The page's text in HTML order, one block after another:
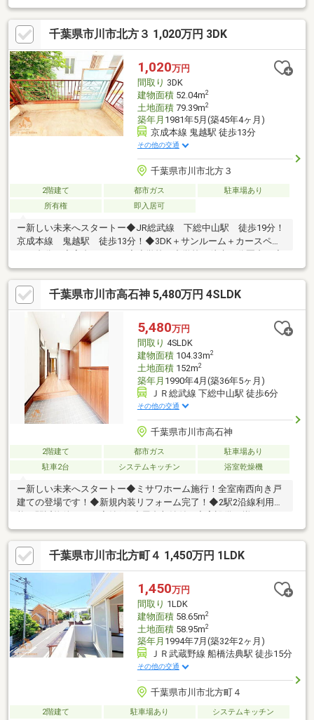
約5分◆◇弊社は市川市を中心とした地域密着店です◇◆取引実
績と業界経験豊富なスタッフが、プロ目線でお客様一人ひとりに
最適な住まいのご提案をお約束します。ご内見予約はフリーダイ
ヤル０１２０－０４７－１６６までお電話を頂ければスムーズに
ご案内が可能です。
千葉県市川市北方３ 1,020万円 3DK
1,020万円
間取り 3DK
建物面積52.04m2
土地面積79.39m2
築年月 1981年5月(築45年4ヶ月)
京成本線 鬼越駅 徒歩13分
その他の交通
千葉県市川市北方３
2階建て 都市ガス
駐車場あり
所有権
即入居可
ー新しい未来へスタートー◆JR総武線 下総中山駅 徒歩19分！
京成本線 鬼越駅 徒歩13分！◆3DK＋サンルーム＋カースペー
スーパー 徒歩８分！◆陽当り・通風良好！本日ご見学可能で
す！ご見学予約は【 ０４７－３２３－６５２２ 】もちろん資
料請求のみでも大歓迎です！下記オレンジ色【資料請求する(無
料)】をクリック！ご請求ください♪【スタートホーム株式会社】
提携銀行変動金利の場合 金利 年0.73％ 借入期間最長４０年
もございます。お問い合わせは【 ０４７－３２３－６５２
２ 】までお気軽にご連絡ください♪
千葉県市川市高石神 5,480万円 4SLDK
5,480万円
間取り 4SLDK
建物面積104.33m2
土地面積152m2
築年月 1990年4月(築36年5ヶ月)
ＪＲ総武線 下総中山駅 徒歩6分
その他の交通
千葉県市川市高石神
2階建て 都市ガス
駐車場あり
駐車2台
システムキッチン 浴室乾燥機
ー新しい未来へスタートー◆ミサワホーム施行！全室南西向き戸
建ての登場です！◆新規内装リフォーム完了！◆2駅2沿線利用可
能な駅近物件です！◆納戸+小屋裏収納付！充実設備が揃いま
す！◆お買い物やショッピングが楽しいエリアです！本日ご見学
可能です！ご見学予約は【 ０４７－３２３－６５２２ 】もち
ろん資料請求のみでも大歓迎です！下記オレンジ色【資料請求す
る(無料)】をクリック！ご請求ください♪【スタートホーム株式会
社】提携銀行変動金利の場合 金利 年0.73％ 借入期間最長４
０年もございます。お問い合わせは【 ０４７－３２３－６５２
２ 】までお気軽にご連絡ください♪
千葉県市川市北方町４ 1,450万円 1LDK
1,450万円
間取り 1LDK
建物面積58.65m2
土地面積58.95m2
築年月 1994年7月(築32年2ヶ月)
ＪＲ武蔵野線 船橋法典駅 徒歩15分
その他の交通
千葉県市川市北方町４
2階建て 駐車場あり システムキッチン